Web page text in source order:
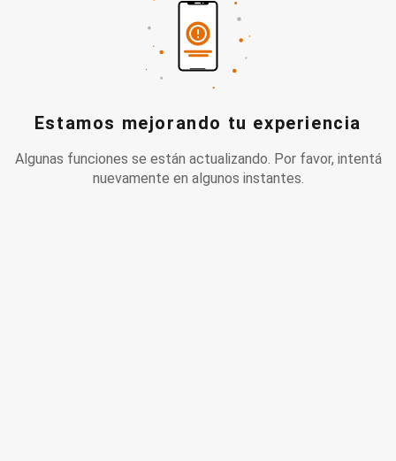
Estamos mejorando tu experiencia
Algunas funciones se están actualizando. Por favor, intentá
nuevamente en algunos instantes.